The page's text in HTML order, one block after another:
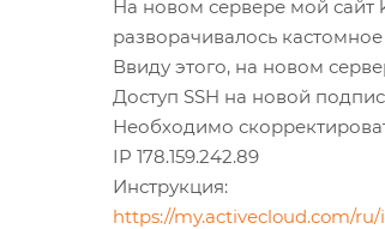
На новом сервере мой сайт
разворачивалось
Ввиду этого, на новом
Доступ SSH на новой
Необходимо
IP 178.159.242.89
Инструкция:
https://my.activecloud.com/